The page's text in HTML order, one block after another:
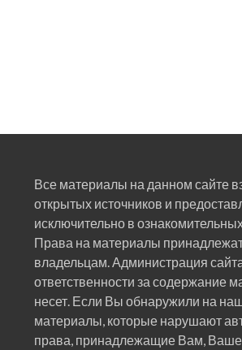
Все материалы на данном сайте
открытых источников и
исключительно в
Права на материалы
владельцам. Администрация
ответственности за содержание
несет. Если Вы обнаружили на
материалы, которые нарушают
права, принадлежащие Вам,